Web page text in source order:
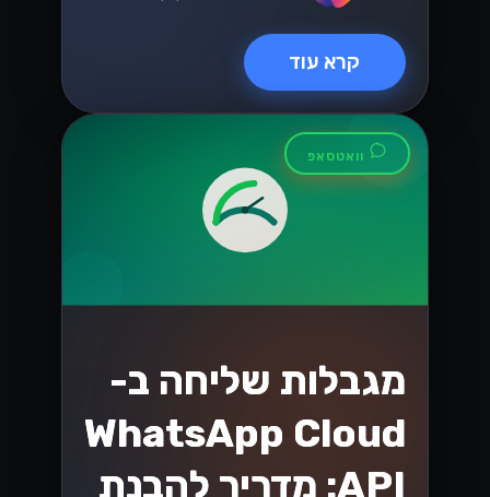
ל-Lynxbe CRM
עסקים ישראליים מתמודדים עם אתגרים
בניהול קשרי הלקוחות. Lynxbe CRM
מציע פתרון כולל לשיפור השירות והארגון,
ומסייע לעמוד בציפיות הלקוחות....
19 ביולי 2026 • 5 דק׳ קריאה
קרא עוד